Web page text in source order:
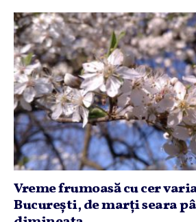
Vreme frumoasă cu cer
Bucureşti, de marţi seara